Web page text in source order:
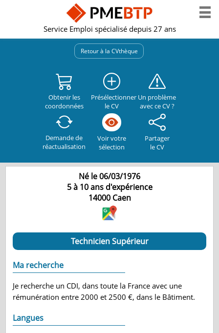
Service Emploi spécialisé depuis 27 ans
Retour à la CVthèque
Obtenir les
coordonnées
Présélectionner
le CV
Un problème
avec ce CV ?
Demande de
réactualisation
Voir votre
sélection
Partager
le CV
Né le 06/03/1976
5 à 10 ans d'expérience
14000 Caen
Technicien Supérieur
Ma recherche
Je recherche un CDI, dans toute la France avec une
rémunération entre 2000 et 2500 €, dans le Bâtiment.
Langues